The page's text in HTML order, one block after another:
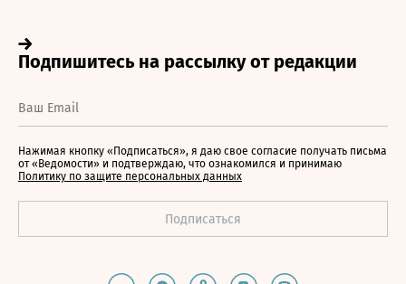
Нажимая кнопку «Подписаться», я даю свое согласие получать письма
от «Ведомости» и подтверждаю, что ознакомился и принимаю
Политику по защите персональных данных